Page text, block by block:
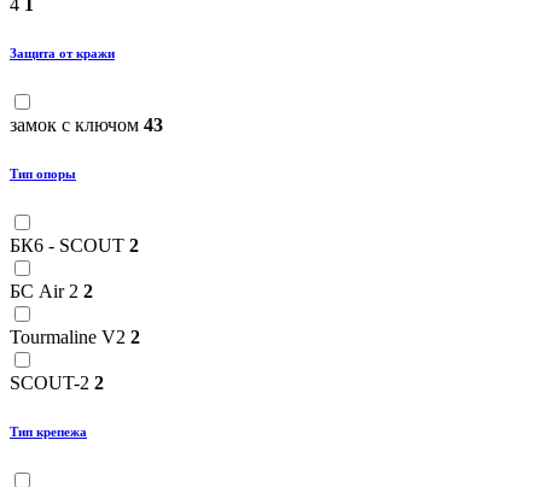
Защита от кражи
замок с ключом 43
Тип опоры
БК6 - SCOUT 2
БС Air 2 2
Tourmaline V2 2
SCOUT-2 2
Тип крепежа